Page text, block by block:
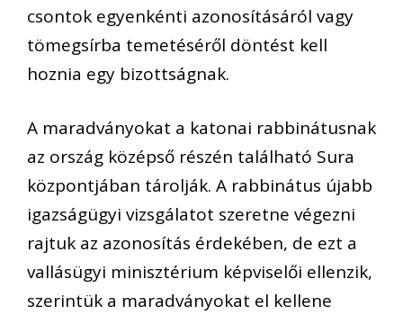
csontok egyenkénti azonosításáról vagy
tömegsírba temetéséről döntést kell
hoznia egy bizottságnak.
A maradványokat a katonai rabbinátusnak
az ország középső részén található Sura
központjában tárolják. A rabbinátus újabb
igazságügyi vizsgálatot szeretne végezni
rajtuk az azonosítás érdekében, de ezt a
vallásügyi minisztérium képviselői ellenzik,
szerintük a maradványokat el kellene